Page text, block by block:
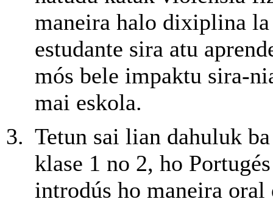
maneira halo dixiplina la
estudante sira atu
mós bele impaktu sira-
mai eskola.
Tetun sai lian dahuluk
klase 1 no 2, ho
introdús ho maneira oral